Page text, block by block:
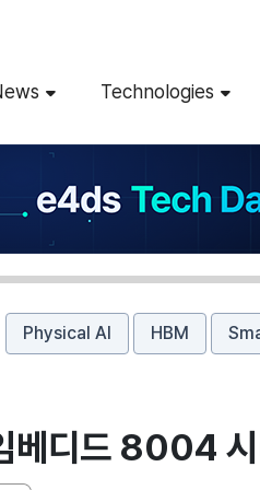
Technologies
Physical AI HBM
디드 8004 시